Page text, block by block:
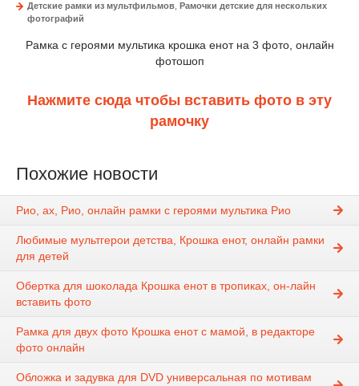
Детские рамки из мультфильмов Рамочки детские для нескольких
фотографий
Рамка с героями мультика крошка енот на 3 фото, онлайн
фотошоп
Нажмите сюда чтобы вставить фото в эту
рамочку
Похожие новости
Рио, ах, Рио, онлайн рамки с героями мультика Рио
Любимые мультгерои детства, Крошка енот, онлайн рамки
для детей
Обертка для шоколада Крошка енот в тропиках, он-лайн
вставить фото
Рамка для двух фото Крошка енот с мамой, в редакторе
фото онлайн
Обложка и задувка для DVD универсальная по мотивам